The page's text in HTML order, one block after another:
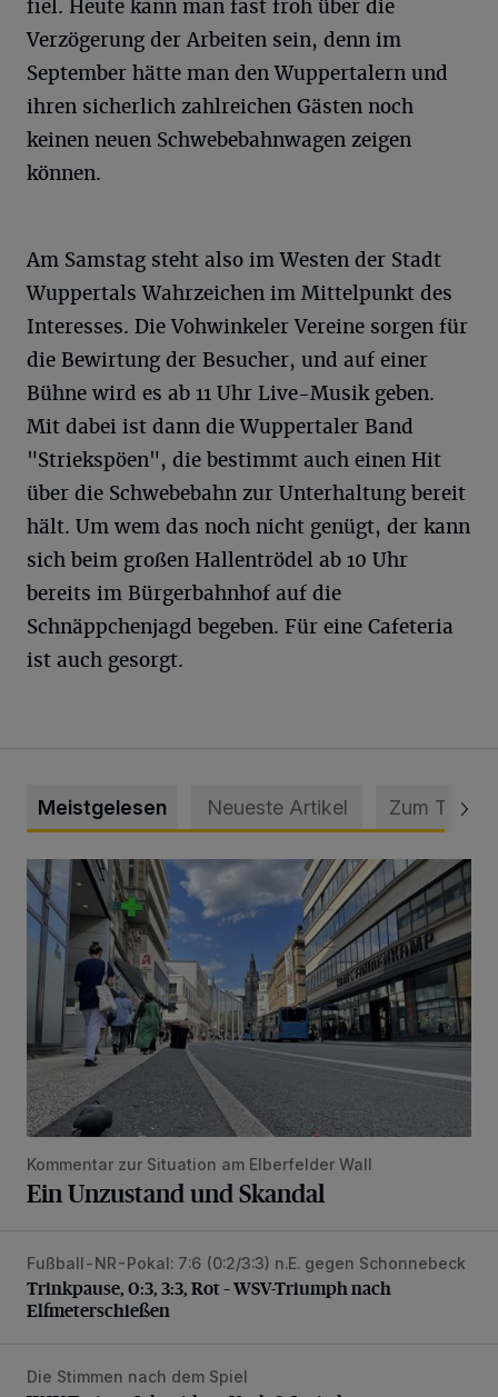
fiel. Heute kann man fast froh über die
Verzögerung der Arbeiten sein, denn im
September hätte man den Wuppertalern und
ihren sicherlich zahlreichen Gästen noch
keinen neuen Schwebebahnwagen zeigen
können.
Am Samstag steht also im Westen der Stadt
Wuppertals Wahrzeichen im Mittelpunkt des
Interesses. Die Vohwinkeler Vereine sorgen für
die Bewirtung der Besucher, und auf einer
Bühne wird es ab 11 Uhr Live-Musik geben.
Mit dabei ist dann die Wuppertaler Band
"Striekspöen", die bestimmt auch einen Hit
über die Schwebebahn zur Unterhaltung bereit
hält. Um wem das noch nicht genügt, der kann
sich beim großen Hallentrödel ab 10 Uhr
bereits im Bürgerbahnhof auf die
Schnäppchenjagd begeben. Für eine Cafeteria
ist auch gesorgt.
Meistgelesen Neueste Artikel Zum Thema
Ein Unzustand und Skandal
Kommentar zur Situation am Elberfelder Wall
Ein Unzustand und Skandal
Trinkpause, 0:3, 3:3, Rot – WSV-Triumph nach
Fußball-NR-Pokal: 7:6 (0:2/3:3) n.E. gegen Schonnebeck
Trinkpause, 0:3, 3:3, Rot – WSV-Triumph nach
Elfmeterschießen
WSV-Trainer Schneider: „Nach 0:3 wieder aufgestanden“
Die Stimmen nach dem Spiel